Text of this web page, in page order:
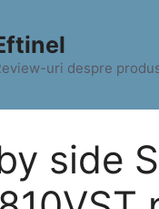
uri despre
side